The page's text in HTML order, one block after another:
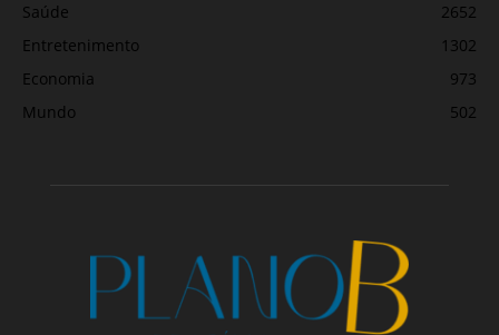
Saúde
2652
Entretenimento
1302
Economia
973
Mundo
502